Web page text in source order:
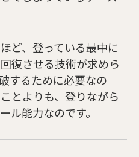
ど、登っている最中に
復させる技術が求めら
するために必要なの
とよりも、登りながら
ル能力なのです。